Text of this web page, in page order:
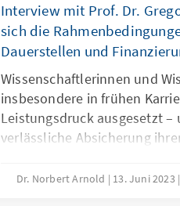
Interview mit Prof. Dr.
sich die
Dauerstellen und
Wissenschaftlerinnen und
insbesondere in frühen
Leistungsdruck ausgesetzt –
verlässliche Absicherung
und Planungsperspektiven.
Dr. Norbert Arnold 13. Juni 2023